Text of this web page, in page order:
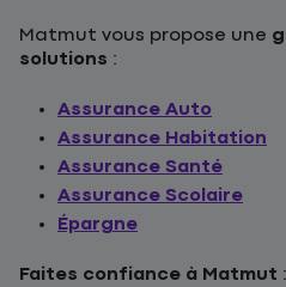
Matmut vous propose une
solutions :
Assurance Auto
Assurance Habitation
Assurance Santé
Assurance Scolaire
Épargne
Faites confiance à Matmut